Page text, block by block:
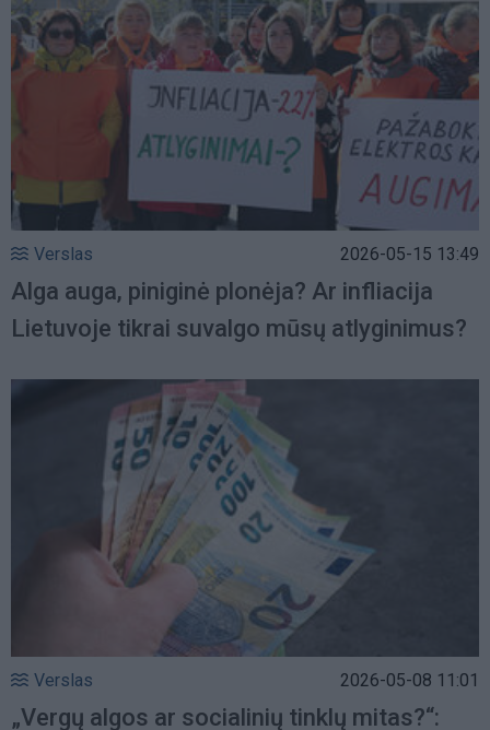
Verslas 2026-05-15 13:49
Alga auga, piniginė plonėja? Ar infliacija
Lietuvoje tikrai suvalgo mūsų atlyginimus?
Verslas 2026-05-08 11:01
„Vergų algos ar socialinių tinklų mitas?“: